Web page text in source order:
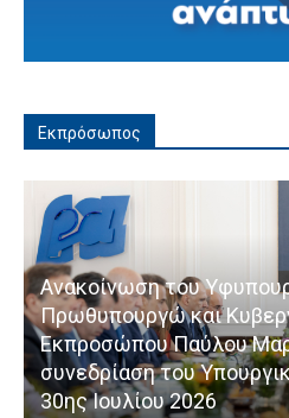
Εκπρόσωπος
Ανακοίνωση του
Πρωθυπουργώ και
Εκπροσώπου Παύλου
συνεδρίαση του
30ης Ιουλίου 2026